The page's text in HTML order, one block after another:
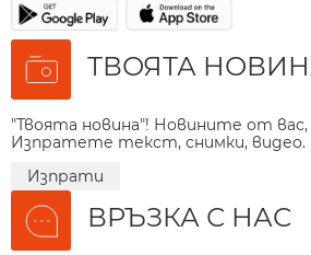
ТВОЯТА
"Твоята новина"! Новините от
Изпратете текст, снимки, видео.
Изпрати
ВРЪЗКА С НАС